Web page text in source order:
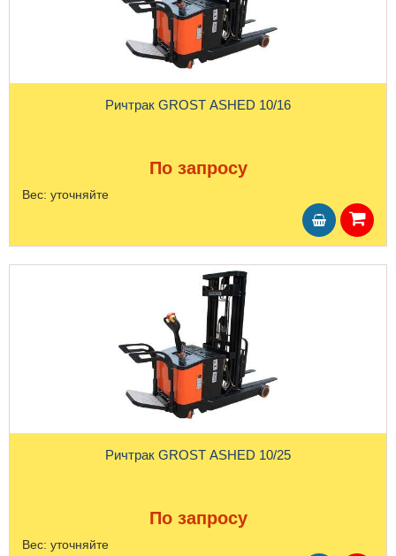
Ричтрак GROST ASHED 10/16
По запросу
Вес: уточняйте
Ричтрак GROST ASHED 10/25
По запросу
Вес: уточняйте